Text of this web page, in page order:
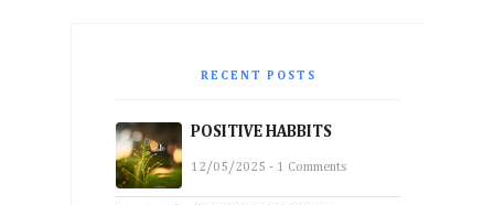
RECENT POSTS
POSITIVE HABBITS
12/05/2025 - 1 Comments